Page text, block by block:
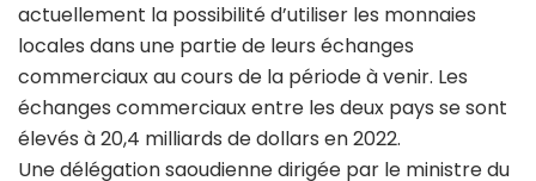
actuellement la possibilité d’utiliser les monnaies
locales dans une partie de leurs échanges
commerciaux au cours de la période à venir. Les
échanges commerciaux entre les deux pays se sont
élevés à 20,4 milliards de dollars en 2022.
Une délégation saoudienne dirigée par le ministre du